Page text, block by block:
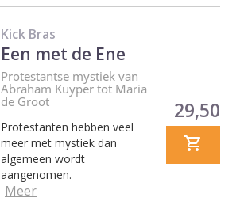
Kick Bras
Een met de Ene
Protestantse mystiek van
Abraham Kuyper tot Maria
de Groot
Protestanten hebben veel
meer met mystiek dan
algemeen wordt
aangenomen.
Meer
Prijs
29,50